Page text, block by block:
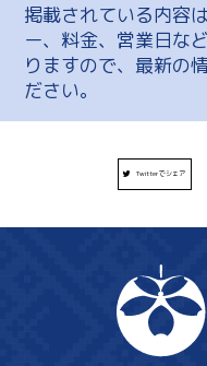
掲載されている内容
ー、料金、営業日な
りますので、最新の
ださい。
Twitterでシェア